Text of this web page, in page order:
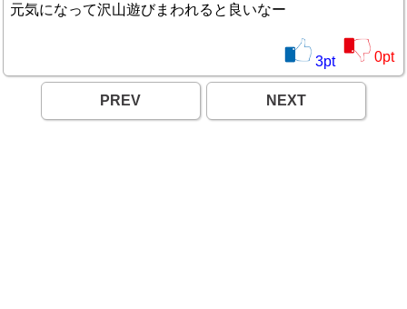
元気になって沢山遊びまわれると良いなー
3pt 0pt
PREV NEXT